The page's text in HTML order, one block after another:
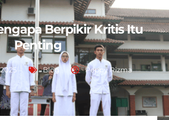
Berpikir Kritis Itu
Penting
Blog Peppy Rizma